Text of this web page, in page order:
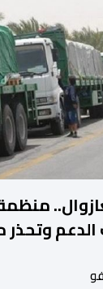
الضرورة. […]